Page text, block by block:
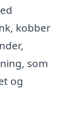
kobber
som
og